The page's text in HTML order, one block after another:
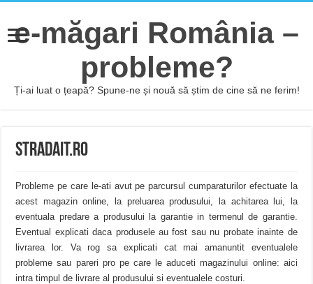
e-măgari România –
probleme?
Ți-ai luat o țeapă? Spune-ne și nouă să știm de cine să ne ferim!
STRADAIT.RO
Probleme pe care le-ati avut pe parcursul cumparaturilor efectuate la
acest magazin online, la preluarea produsului, la achitarea lui, la
eventuala predare a produsului la garantie in termenul de garantie.
Eventual explicati daca produsele au fost sau nu probate inainte de
livrarea lor. Va rog sa explicati cat mai amanuntit eventualele
probleme sau pareri pro pe care le aduceti magazinului online: aici
intra timpul de livrare al produsului si eventualele costuri.